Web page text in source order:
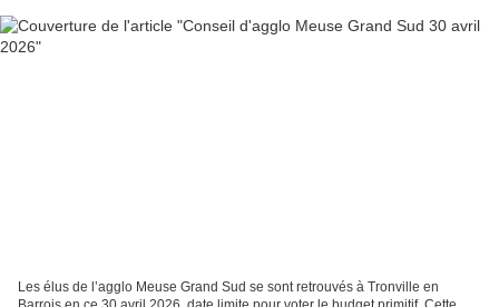
Les élus de l’agglo Meuse Grand Sud se sont retrouvés à Tronville en